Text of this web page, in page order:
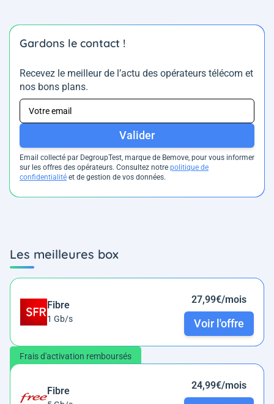
Gardons le contact !
Recevez le meilleur de l’actu des opérateurs télécom et
nos bons plans.
Valider
Email collecté par DegroupTest, marque de Bemove, pour vous informer
sur les offres des opérateurs. Consultez notre politique de
confidentialité et de gestion de vos données.
Les meilleures box
Fibre
1 Gb/s
27,99€/mois
Voir l'offre
Frais d'activation remboursés
Fibre 24,99€/mois